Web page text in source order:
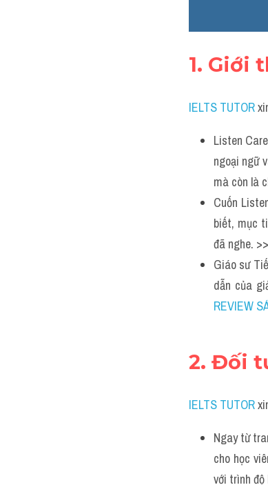
1. Giới
IELTS TUTOR
Listen
ngoại ngữ
mà còn là
Cuốn
biết, mục
đã nghe.
Giáo sư
REVIEW
2. Đối
IELTS TUTOR
Ngay từ
cho học
với trình độ